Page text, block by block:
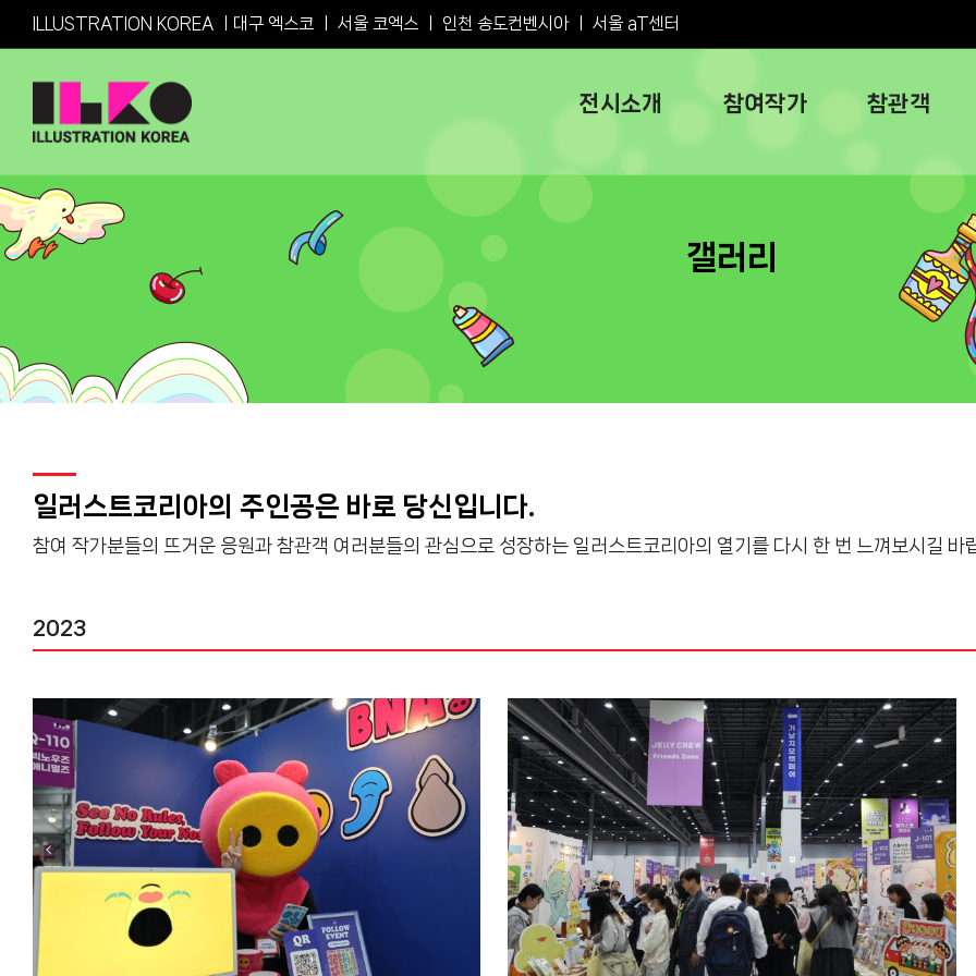
ILLUSTRATION KOREA ㅣ 대구 엑스코 서울 코엑스 인천 송도컨벤시아ㅣ 서울 aT센터
전시소개 참여작가 참관객
갤러리
일러스트코리아의 주인공은 바로 당신입니다.
참여 작가분들의 뜨거운 응원과 참관객 여러분들의 관심으로 성장하는 일러스트코리아의 열기를 다시 한 번 느껴보시길 바
2023